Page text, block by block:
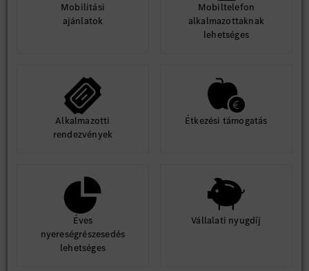
Mobilitási
ajánlatok
Mobiltelefon
alkalmazottaknak
lehetséges
Alkalmazotti
rendezvények
Étkezési támogatás
Éves
nyereségrészesedés
lehetséges
Vállalati nyugdíj